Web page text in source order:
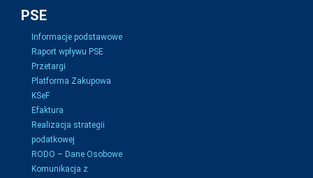
PSE
Informacje podstawowe
Raport wpływu PSE
Przetargi
Platforma Zakupowa
KSeF
Efaktura
Realizacja strategii
podatkowej
RODO – Dane Osobowe
Komunikacja z